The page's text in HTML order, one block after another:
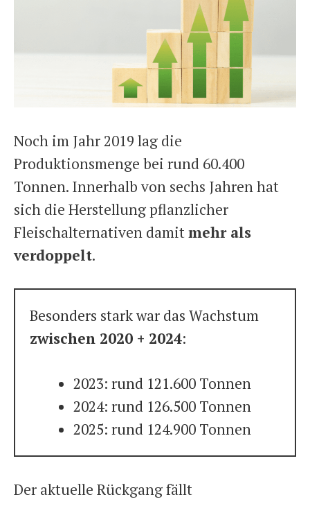
Noch im Jahr 2019 lag die
Produktionsmenge bei rund 60.400
Tonnen. Innerhalb von sechs Jahren hat
sich die Herstellung pflanzlicher
Fleischalternativen damitmehr als
verdoppelt.
Besonders stark war das Wachstum
zwischen 2020 + 2024:
2023: rund 121.600 Tonnen
2024: rund 126.500 Tonnen
2025: rund 124.900 Tonnen
Der aktuelle Rückgang fällt